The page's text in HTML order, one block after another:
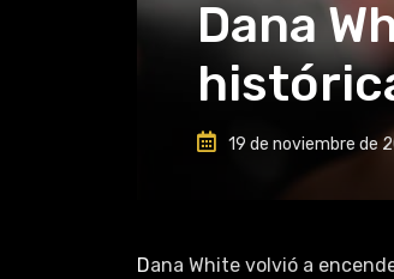
Dana
19 de noviembre de
Dana White volvió a encender el debate sobre el futuro de Jon Jones al admitir que aún no está listo para